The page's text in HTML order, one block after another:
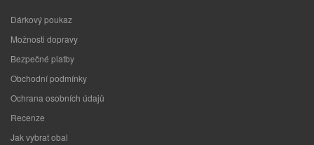
Dárkový poukaz
Možnosti dopravy
Bezpečné platby
Obchodní podmínky
Ochrana osobních údajů
Recenze
Jak vybrat obal